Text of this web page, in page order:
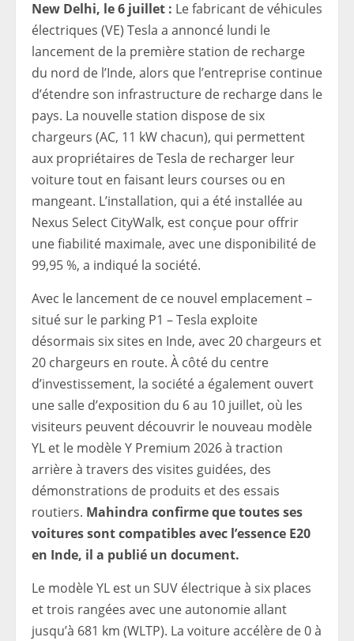
New Delhi, le 6 juillet : Le fabricant de véhicules
électriques (VE) Tesla a annoncé lundi le
lancement de la première station de recharge
du nord de l’Inde, alors que l’entreprise continue
d’étendre son infrastructure de recharge dans le
pays. La nouvelle station dispose de six
chargeurs (AC, 11 kW chacun), qui permettent
aux propriétaires de Tesla de recharger leur
voiture tout en faisant leurs courses ou en
mangeant. L’installation, qui a été installée au
Nexus Select CityWalk, est conçue pour offrir
une fiabilité maximale, avec une disponibilité de
99,95 %, a indiqué la société.
Avec le lancement de ce nouvel emplacement – ​​
situé sur le parking P1 – Tesla exploite
désormais six sites en Inde, avec 20 chargeurs et
20 chargeurs en route. À côté du centre
d’investissement, la société a également ouvert
une salle d’exposition du 6 au 10 juillet, où les
visiteurs peuvent découvrir le nouveau modèle
YL et le modèle Y Premium 2026 à traction
arrière à travers des visites guidées, des
démonstrations de produits et des essais
routiers. Mahindra confirme que toutes ses
voitures sont compatibles avec l’essence E20
en Inde, il a publié un document.
Le modèle YL est un SUV électrique à six places
et trois rangées avec une autonomie allant
jusqu’à 681 km (WLTP). La voiture accélère de 0 à